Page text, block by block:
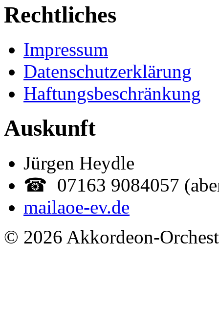
Rechtliches
Impressum
Datenschutzerklärung
Haftungsbeschränkung
Auskunft
Jürgen Heydle
☎ 07163 9084057
mailaoe-ev.de
© 2026 Akkordeon-